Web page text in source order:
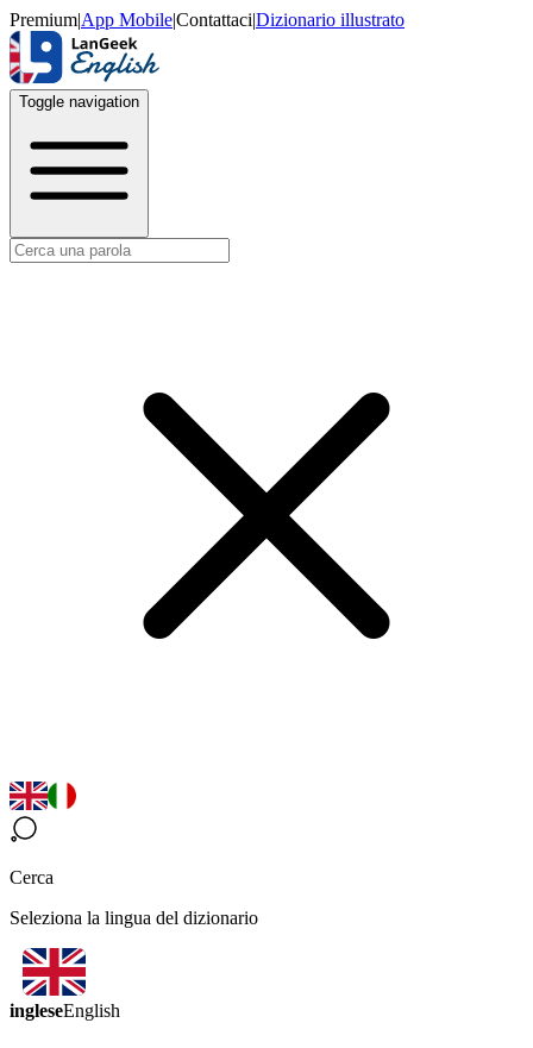
Premium|App Mobile|Contattaci|Dizionario illustrato
Toggle navigation
Cerca
Seleziona la lingua del dizionario
ingleseEnglish